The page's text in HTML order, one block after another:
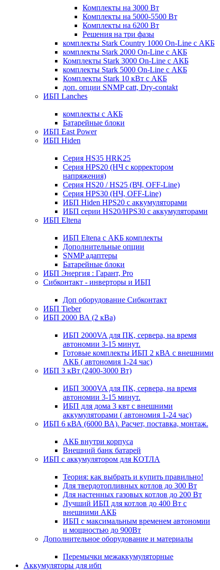
Комплекты на 3000 Вт
Комплекты на 5000-5500 Вт
Комплекты на 6200 Вт
Решения на три фазы
комплекты Stark Country 1000 On-Line с АКБ
комплекты Stark 2000 On-Line с АКБ
Комплекты Stark 3000 On-Line с АКБ
комплекты Stark 5000 On-Line с АКБ
Комплекты Stark 10 кВт с АКБ
доп. опции SNMP catt, Dry-contakt
ИБП Lanches
комплекты с АКБ
Батарейные блоки
ИБП East Power
ИБП Hiden
Серия HS35 HRK25
Серия HPS20 (НЧ с корректором
напряжения)
Серия HS20 / HS25 (ВЧ, OFF-Line)
Серия HPS30 (НЧ, OFF-Line)
ИБП Hiden HPS20 с аккумуляторами
ИБП серии HS20/HPS30 с аккумуляторами
ИБП Eltena
ИБП Eltena с АКБ комплекты
Дополнительные опции
SNMP адаптеры
Батарейные блоки
ИБП Энергия : Гарант, Pro
Сибконтакт - инверторы и ИБП
Доп оборудование Сибконтакт
ИБП Tieber
ИБП 2000 ВА (2 кВа)
ИБП 2000VA для ПК, сервера, на время
автономии 3-15 минут.
Готовые комплекты ИБП 2 кВА с внешними
АКБ ( автономия 1-24 час)
ИБП 3 кВт (2400-3000 Вт)
ИБП 3000VA для ПК, сервера, на время
автономии 3-15 минут.
ИБП для дома 3 квт с внешними
аккумуляторами ( автономия 1-24 час)
ИБП 6 кВА (6000 ВА). Расчет, поставка, монтаж.
АКБ внутри корпуса
Внешний банк батарей
ИБП с аккумулятором для КОТЛА
Теория: как выбрать и купить правильно!
Для твердотопливных котлов до 300 Вт
Для настенных газовых котлов до 200 Вт
Лучший ИБП для котлов до 400 Вт с
внешними АКБ
ИБП с максимальным временем автономии
и мощностью до 900Вт
Дополнительное оборудование и материалы
Перемычки межаккумуляторные
Аккумуляторы для ибп